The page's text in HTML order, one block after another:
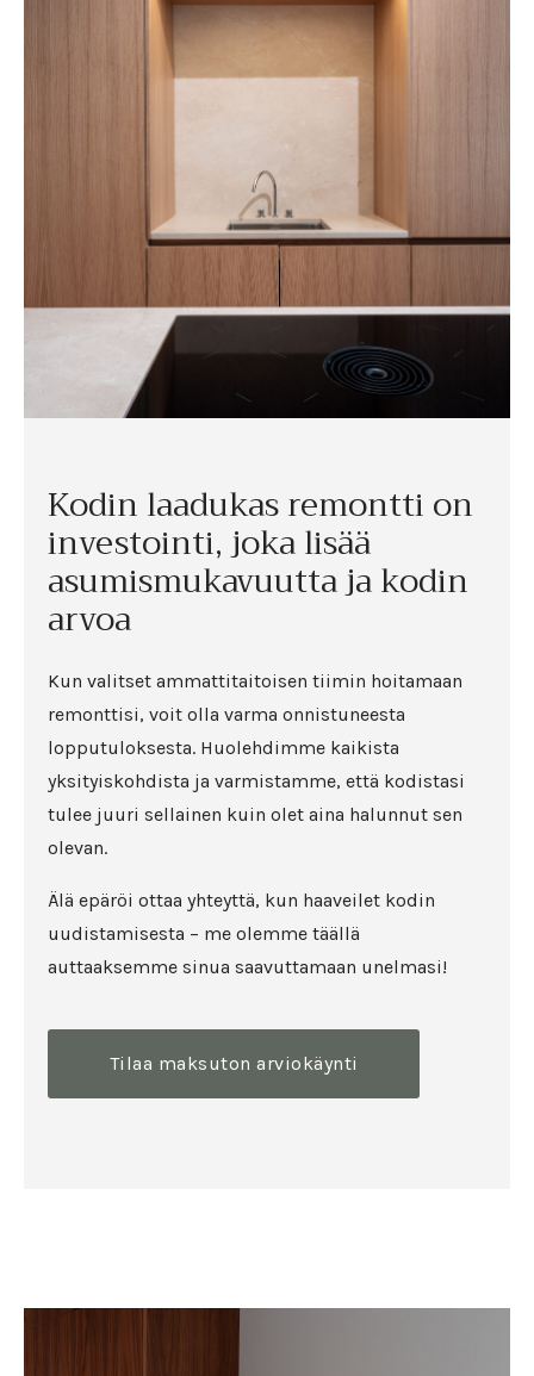
Kodin laadukas remontti on
investointi, joka lisää
asumismukavuutta ja kodin
arvoa
Kun valitset ammattitaitoisen tiimin hoitamaan
remonttisi, voit olla varma onnistuneesta
lopputuloksesta. Huolehdimme kaikista
yksityiskohdista ja varmistamme, että kodistasi
tulee juuri sellainen kuin olet aina halunnut sen
olevan.
Älä epäröi ottaa yhteyttä, kun haaveilet kodin
uudistamisesta – me olemme täällä
auttaaksemme sinua saavuttamaan unelmasi!
Tilaa maksuton arviokäynti